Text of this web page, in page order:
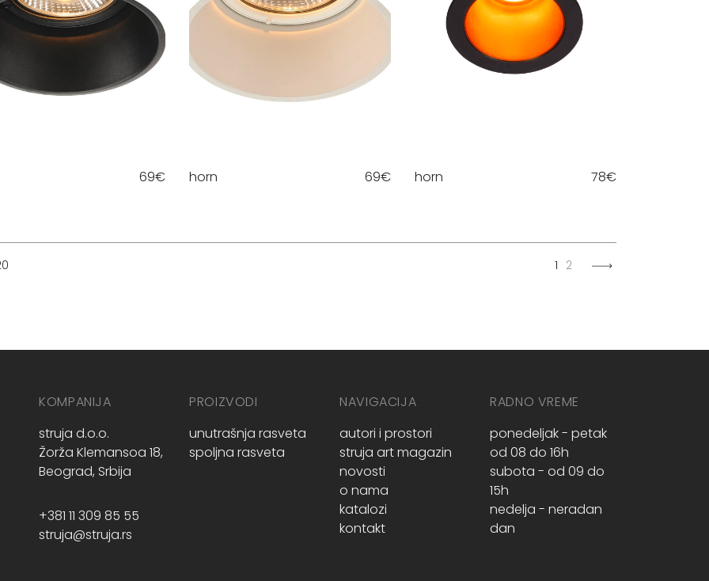
69€ horn 69€ horn 78€
1 2
KOMPANIJA
struja d.o.o.
Žorža Klemansoa 18,
Beograd, Srbija
+381 11 309 85 55
struja@struja.rs
PROIZVODI
unutrašnja rasveta
spoljna rasveta
NAVIGACIJA
autori i prostori
struja art magazin
novosti
o nama
katalozi
kontakt
RADNO VREME
ponedeljak - petak
od 08 do 16h
subota - od 09 do
15h
nedelja - neradan
dan